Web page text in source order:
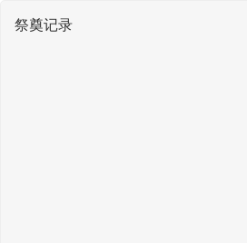
祭奠记录